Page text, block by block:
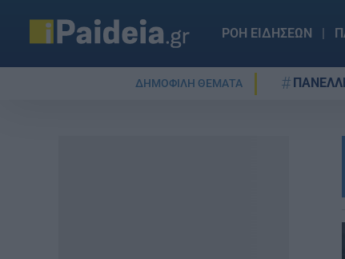
ΡΟΗ ΕΙΔΗΣΕΩΝ
ΔΗΜΟΦΙΛΗ ΘΕΜΑΤΑ